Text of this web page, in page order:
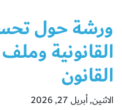
ورشة حول
القانون
الاثنين, أبريل 27, 2026